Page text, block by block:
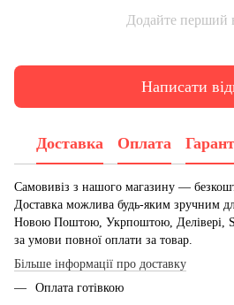
Додайте перший
Написати
Доставка Оплата
Самовивіз з нашого магазину —
Доставка можлива будь-яким зручним
Новою Поштою, Укрпоштою, Делівері,
за умови повної оплати за товар.
Більше інформації про доставку
Оплата готівкою